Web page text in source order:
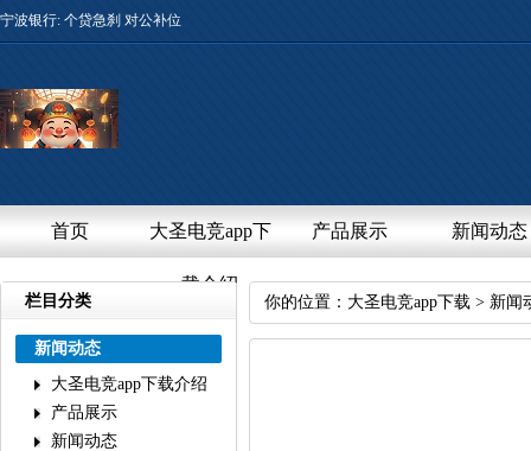
宁波银行:个贷急刹对公补位
首页 大圣电竞app下
载介绍
产品展示 新闻动态
栏目分类
新闻动态
大圣电竞app下载介绍
产品展示
新闻动态
你的位置： 大圣电竞app下载 > 新闻